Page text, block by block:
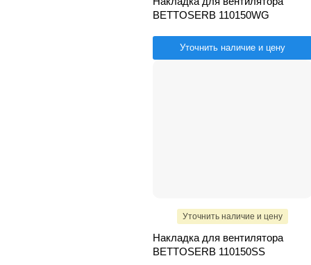
BETTOSERB 110150WG
Уточнить наличие и цену
Уточнить наличие и цену
Накладка для вентилятора
BETTOSERB 110150SS